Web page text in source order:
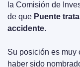
la Comisión de
de que Puente
accidente.
Su posición es muy
haber sido